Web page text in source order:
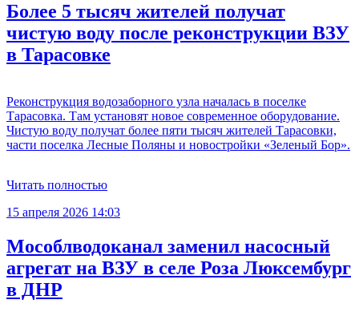
Более 5 тысяч жителей получат
чистую воду после реконструкции ВЗУ
в Тарасовке
Реконструкция водозаборного узла началась в поселке
Тарасовка. Там установят новое современное оборудование.
Чистую воду получат более пяти тысяч жителей Тарасовки,
части поселка Лесные Поляны и новостройки «Зеленый Бор».
Читать полностью
15 апреля 2026 14:03
Мособлводоканал заменил насосный
агрегат на ВЗУ в селе Роза Люксембург
в ДНР